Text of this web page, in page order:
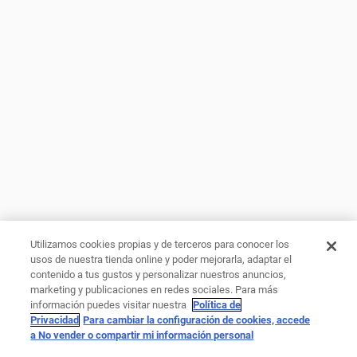
Utilizamos cookies propias y de terceros para conocer los
usos de nuestra tienda online y poder mejorarla, adaptar el
contenido a tus gustos y personalizar nuestros anuncios,
marketing y publicaciones en redes sociales. Para más
información puedes visitar nuestra Política de
Privacidad Para cambiar la configuración de cookies, accede
a No vender o compartir mi información personal